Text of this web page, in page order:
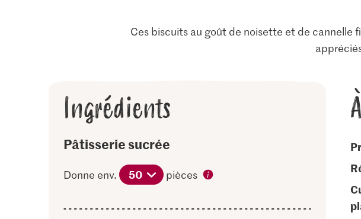
Ces biscuits au goût de noisette et de cannelle
Ingrédients
Pâtisserie sucrée
Donne env. 50 pièces
cuisson au four, par